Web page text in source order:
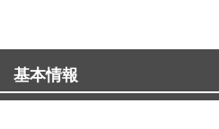
名物料理「手羽辛パンチ」「
基本情報